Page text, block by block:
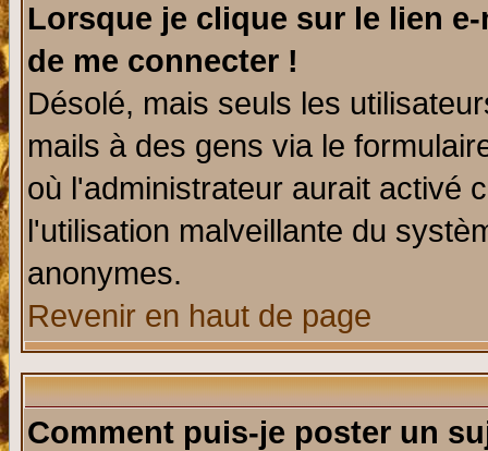
Lorsque je clique sur le lien
de me connecter !
Désolé, mais seuls les
mails à des gens via le
où l'administrateur aurait activé
l'utilisation malveillante du
anonymes.
Revenir en haut de page
Comment puis-je poster un